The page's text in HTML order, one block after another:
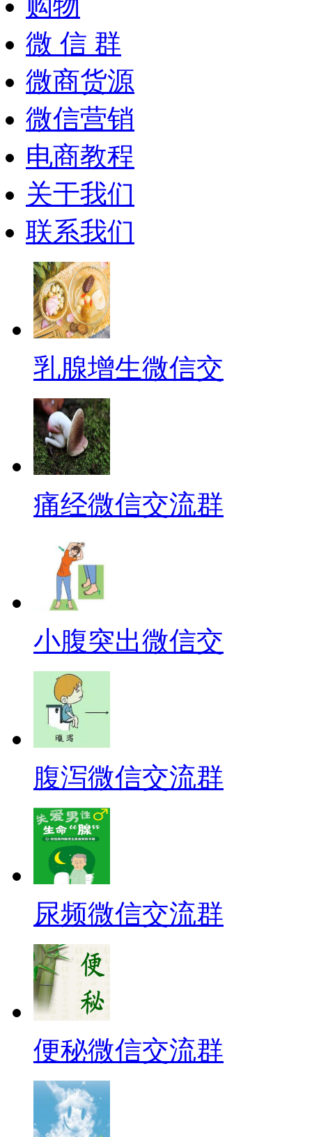
购物
微 信 群
微商货源
微信营销
电商教程
关于我们
联系我们
乳腺增生微信交
痛经微信交流群
小腹突出微信交
腹泻微信交流群
尿频微信交流群
便秘微信交流群